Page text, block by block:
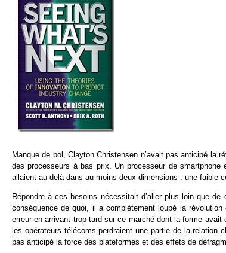
Manque de bol, Clayton Christensen n’avait pas anticipé la
des processeurs à bas prix. Un processeur de
allaient au-delà dans au moins deux dimensions : une faible
Répondre à ces besoins nécessitait d’aller plus loin que
conséquence de quoi, il a complètement loupé la
erreur en arrivant trop tard sur ce marché dont la forme avait
les opérateurs télécoms perdraient une partie de la
pas anticipé la force des plateformes et des effets de